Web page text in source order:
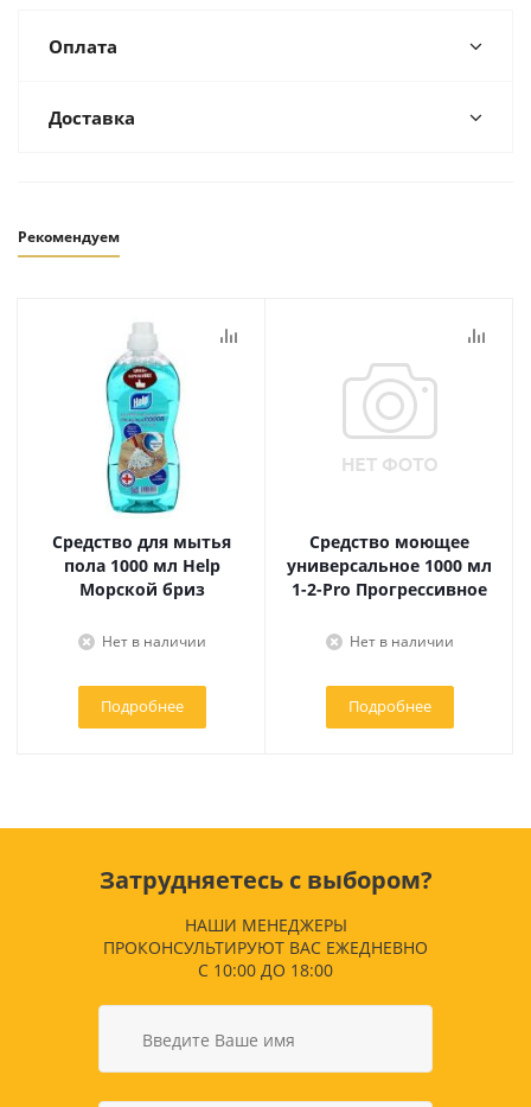
Оплата
Доставка
Рекомендуем
Средство для мытья
пола 1000 мл Help
Морской бриз
Нет в наличии
Подробнее
Средство моющее
универсальное 1000 мл
1-2-Pro Прогрессивное
Нет в наличии
Подробнее
Затрудняетесь с выбором?
НАШИ МЕНЕДЖЕРЫ
ПРОКОНСУЛЬТИРУЮТ ВАС ЕЖЕДНЕВНО
С 10:00 ДО 18:00